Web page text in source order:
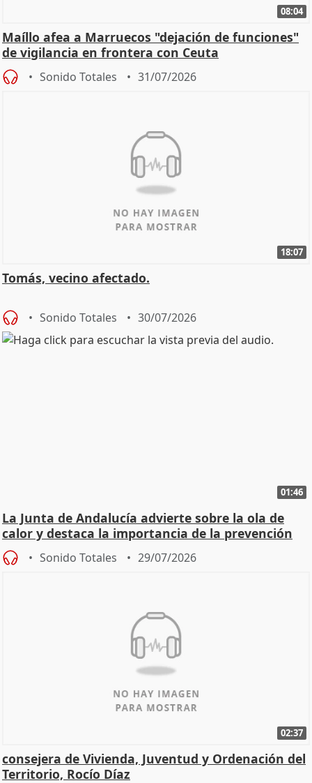
08:04
Maíllo afea a Marruecos "dejación de funciones"
de vigilancia en frontera con Ceuta
Sonido Totales 31/07/2026
18:07
Tomás, vecino afectado.
Sonido Totales 30/07/2026
01:46
La Junta de Andalucía advierte sobre la ola de
calor y destaca la importancia de la prevención
Sonido Totales 29/07/2026
02:37
consejera de Vivienda, Juventud y Ordenación del
Territorio, Rocío Díaz